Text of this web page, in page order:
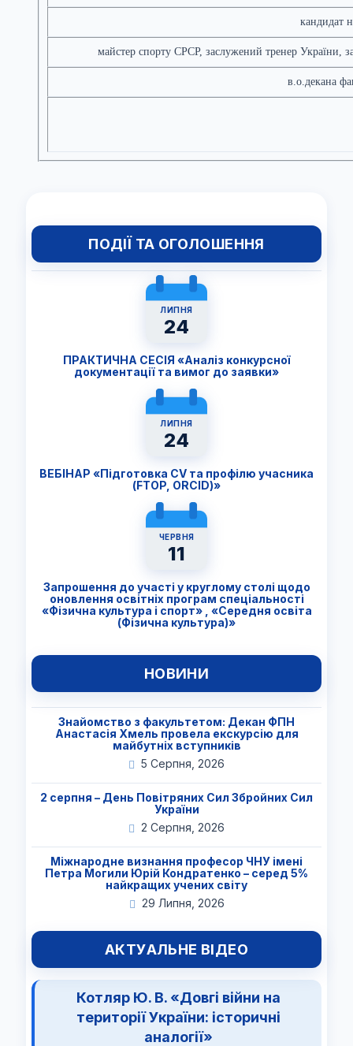
кандидат
майстер спорту СРСР, заслужений тренер України,
в.о.декана
ПОДІЇ ТА ОГОЛОШЕННЯ
ЛИПНЯ
24
ПРАКТИЧНА СЕСІЯ «Аналіз конкурсної
документації та вимог до заявки»
ЛИПНЯ
24
ВЕБІНАР «Підготовка CV та профілю учасника
(FTОP, ORCID)»
ЧЕРВНЯ
11
Запрошення до участі у круглому столі щодо
оновлення освітніх програм спеціальності
«Фізична культура і спорт» , «Середня освіта
(Фізична культура)»
НОВИНИ
Знайомство з факультетом: Декан ФПН
Анастасія Хмель провела екскурсію для
майбутніх вступників
5 Серпня, 2026
2 серпня – День Повітряних Сил Збройних Сил
України
2 Серпня, 2026
Міжнародне визнання професор ЧНУ імені
Петра Могили Юрій Кондратенко – серед 5%
найкращих учених світу
29 Липня, 2026
АКТУАЛЬНЕ ВІДЕО
Котляр Ю. В. «Довгі війни на
території України: історичні
аналогії»